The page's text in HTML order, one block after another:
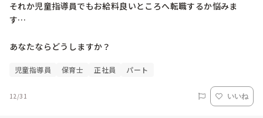
それか児童指導員でもお給料良いところへ転職するか悩みま
す…
あなたならどうしますか？
児童指導員 保育士 正社員 パート
12/31 いいね